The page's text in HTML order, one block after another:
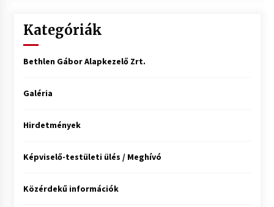
Kategóriák
Bethlen Gábor Alapkezelő Zrt.
Galéria
Hirdetmények
Képviselő-testületi ülés / Meghívó
Közérdekű információk